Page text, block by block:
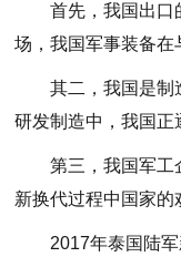
首先，我国出口
场，我国军事装备在
其二，我国是制
研发制造中，我国正
第三，我国军工
新换代过程中国家的
2017年泰国陆